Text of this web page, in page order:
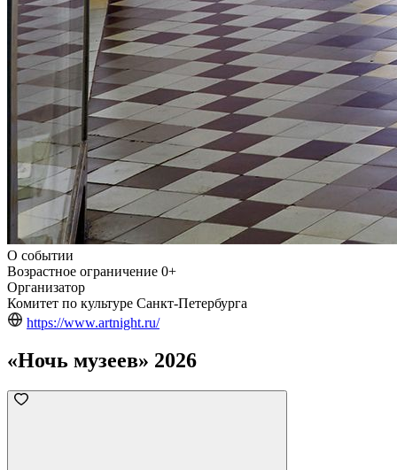
О событии
Возрастное ограничение 0+
Организатор
Комитет по культуре Санкт‑Петербурга
https://www.artnight.ru/
«Ночь музеев» 2026